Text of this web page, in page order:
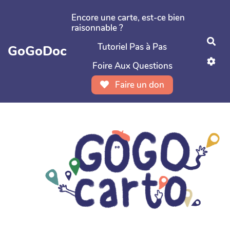
Aller au contenu principal
GoGoDoc
Encore une carte, est-ce bien
raisonnable ?
Tutoriel Pas à Pas
Foire Aux Questions
Faire un don